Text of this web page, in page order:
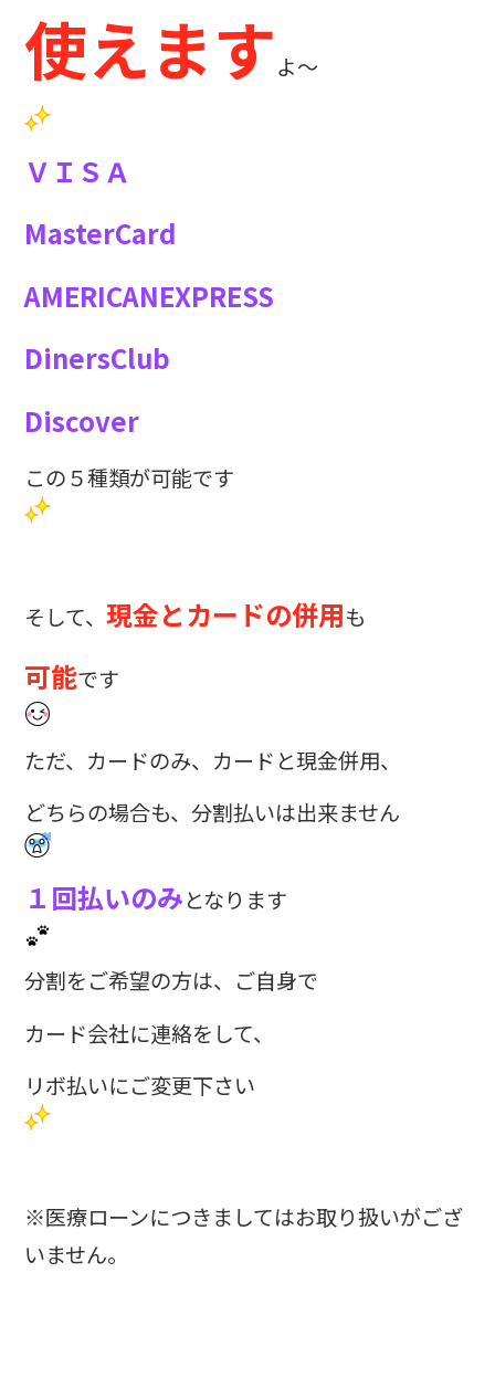
使えますよ〜
ＶＩＳＡ
MasterCard
AMERICANEXPRESS
DinersClub
Discover
この５種類が可能です
そして、現金とカードの併用も
可能です
ただ、カードのみ、カードと現金併用、
どちらの場合も、分割払いは出来ません
１回払いのみとなります
分割をご希望の方は、ご自身で
カード会社に連絡をして、
リボ払いにご変更下さい
※医療ローンにつきましてはお取り扱いがござ
いません。